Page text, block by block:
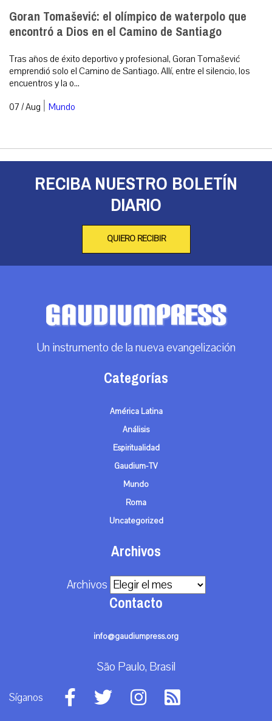
Goran Tomašević: el olímpico de waterpolo que
encontró a Dios en el Camino de Santiago
Tras años de éxito deportivo y profesional, Goran Tomašević
emprendió solo el Camino de Santiago. Allí, entre el silencio, los
encuentros y la o...
07 / Aug | Mundo
RECIBA NUESTRO BOLETÍN
DIARIO
QUIERO RECIBIR
Un instrumento de la nueva evangelización
Categorías
América Latina
Análisis
Espiritualidad
Gaudium-TV
Mundo
Roma
Uncategorized
Archivos
Archivos
Contacto
info@gaudiumpress.org
São Paulo, Brasil
Síganos